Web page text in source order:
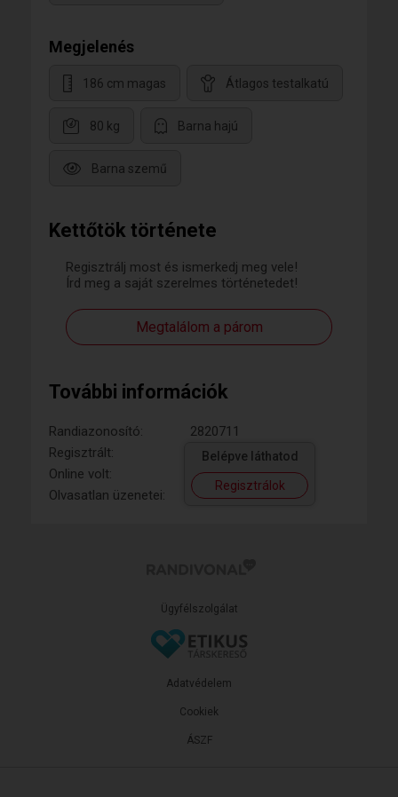
Kettőtök története
Regisztrálj most és ismerkedj meg vele!
Írd meg a saját szerelmes történetedet!
Megtalálom a párom
További információk
Randiazonosító:
2820711
Regisztrált:
Online volt:
Olvasatlan üzenetei:
Belépve láthatod
Regisztrálok
Megjelenés
186 cm magas Átlagos testalkatú
80 kg Barna hajú
Barna szemű
Ügyfélszolgálat
ÁSZF
Adatvédelem
Cookiek